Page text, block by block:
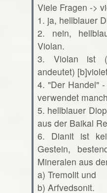
Viele Fragen ->
1. ja, hellblauer
2. nein,
Violan.
3. Violan ist
andeutet)
4. "Der Handel"
verwendet
5. hellblauer
aus der Baikal
6. Dianit ist
Gestein,
Mineralen aus
a) Tremolit und
b) Arfvedsonit.